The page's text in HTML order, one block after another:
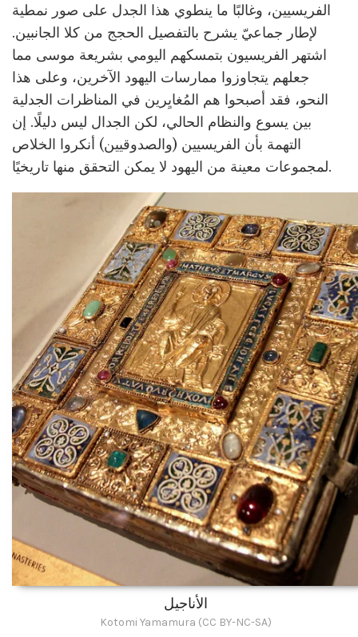
الفريسيين، وغالبًا ما ينطوي هذا الجدل على صور نمطية
لإطار جماعيّ يشرح بالتفصيل الحجج من كلا الجانبين.
اشتهر الفريسيون بتمسكهم اليومي بشريعة موسى مما
جعلهم يتجاوزوا ممارسات اليهود الآخرين، وعلى هذا
النحو، فقد أصبحوا هم المُغايِرين في المناظرات الجدلية
بين يسوع والنظام الحالي، لكن الجدال ليس دليلًا. إن
التهمة بأن الفريسيين (والصدوقيين) أنكروا الخلاص
لمجموعات معينة من اليهود لا يمكن التحقق منها تاريخيًا.
الأناجيل
Kotomi Yamamura (CC BY-NC-SA)